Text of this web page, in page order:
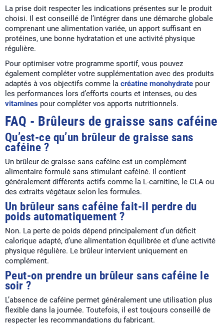
La prise doit respecter les indications présentes sur le produit
choisi. Il est conseillé de l’intégrer dans une démarche globale
comprenant une alimentation variée, un apport suffisant en
protéines, une bonne hydratation et une activité physique
régulière.
Pour optimiser votre programme sportif, vous pouvez
également compléter votre supplémentation avec des produits
adaptés à vos objectifs comme la créatine monohydrate pour
les performances lors d’efforts courts et intenses, ou des
vitamines pour compléter vos apports nutritionnels.
FAQ - Brûleurs de graisse sans caféine
Qu’est-ce qu’un brûleur de graisse sans
caféine ?
Un brûleur de graisse sans caféine est un complément
alimentaire formulé sans stimulant caféiné. Il contient
généralement différents actifs comme la L-carnitine, le CLA ou
des extraits végétaux selon les formules.
Un brûleur sans caféine fait-il perdre du
poids automatiquement ?
Non. La perte de poids dépend principalement d’un déficit
calorique adapté, d’une alimentation équilibrée et d’une activité
physique régulière. Le brûleur intervient uniquement en
complément.
Peut-on prendre un brûleur sans caféine le
soir ?
L’absence de caféine permet généralement une utilisation plus
flexible dans la journée. Toutefois, il est toujours conseillé de
respecter les recommandations du fabricant.